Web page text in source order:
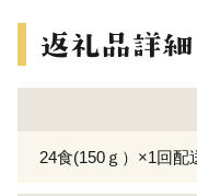
24食(150ｇ）×1回配